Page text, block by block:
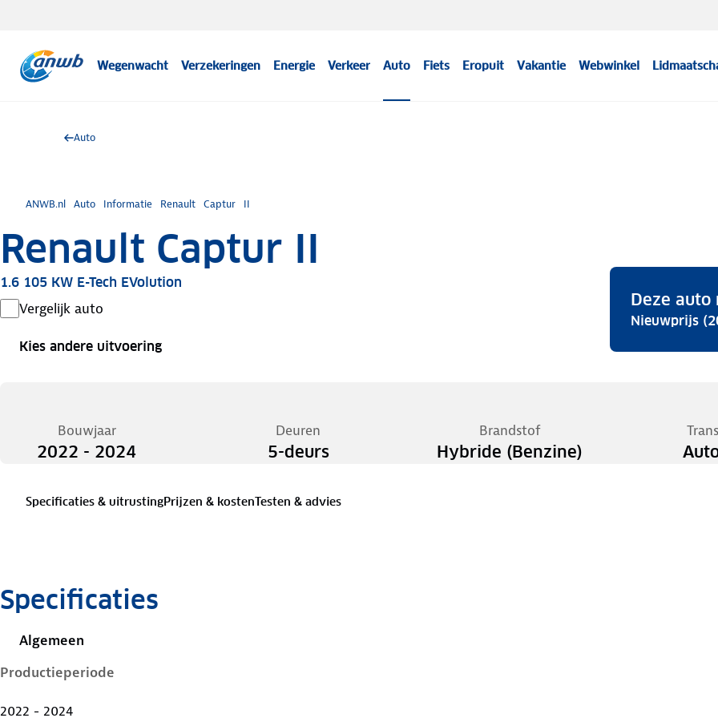
Wegenwacht Verzekeringen Energie Verkeer Auto Fiets Eropuit Vakantie Webwinkel
Auto
ANWB.nl Auto Informatie Renault Captur II
Renault Captur II
1.6 105 KW E-Tech EVolution
Vergelijk auto
Kies andere uitvoering
Deze auto
Nieuwprijs
Bouwjaar
2022 - 2024
Deuren
5-deurs
Brandstof
Hybride (Benzine)
Specificaties & uitrustingPrijzen & kostenTesten & advies
Specificaties
Algemeen
Productieperiode
2022 - 2024